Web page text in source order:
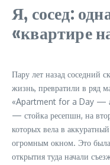
Я, сосед:
«квартире
Пару лет назад соседний
жизнь, превратили в ряд
«Apartment for a Day —
— стойка ресепшн, на
которых вела в
огромным окном. Это была
открытия туда начали